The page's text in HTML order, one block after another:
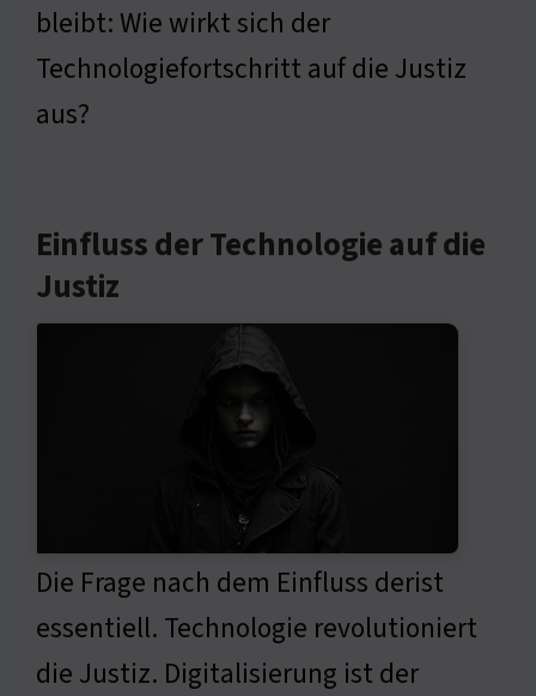
bleibt: Wie wirkt sich der
Technologiefortschritt auf die Justiz
aus?
Einfluss der Technologie auf die
Justiz
Die Frage nach dem Einfluss derist
essentiell. Technologie revolutioniert
die Justiz. Digitalisierung ist der